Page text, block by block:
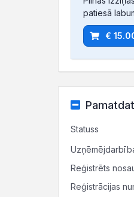
patiesā
€
Statuss
Reģistrēts
Reģistrācijas